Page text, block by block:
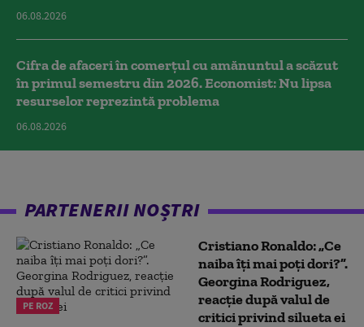
06.08.2026
Cifra de afaceri în comerțul cu amănuntul a scăzut
în primul semestru din 2026. Economist: Nu lipsa
resurselor reprezintă problema
06.08.2026
PARTENERII NOȘTRI
PE ROZ
Cristiano Ronaldo: „Ce
naiba îți mai poți dori?”.
Georgina Rodriguez,
reacție după valul de
critici privind silueta ei